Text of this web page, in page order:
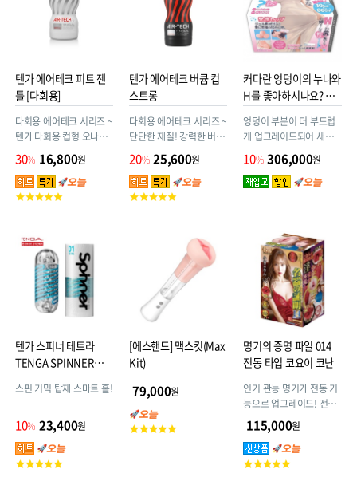
텐가 에어테크 피트 젠
틀 [다회용]
다회용 에어테크 시리즈 ~
텐가 다회용 컵형 오나홀
ATF-001W (에어테크 핏)
~ 핏한 사이즈. 소프트한
촉감. 여러번 재사용 가능!
30% 16,800원
고
점
텐가 에어테크 버큠 컵
스트롱
다회용 에어테크 시리즈 ~
단단한 재질! 강력한 버큠
효과! 1~2회분 로션이 동
봉된 다회용 제품!
#4560220554555
20% 25,600원
고
커다란 엉덩이의 누나와
H를 좋아하시나요? 소
엉덩이 부분이 더 부드럽
게 업그레이드되어 새롭
게 등장!! 초(超) 두툼한
볼륨감! 가득 찬 10kg &
95cm 실물 이상의 성적
물조물 감촉♡
10% 306,000원
텐가 스피너 테트라
TENGA SPINNER
스핀 기믹 탑재 스마트 홀!
10% 23,400원
고
[에스핸드] 맥스킷(Max
Kit)
79,000원
고
명기의 증명 파일 014
전동 타입 코요이 코난
인기 관능 명기가 전동 기
능으로 업그레이드! 전동
흡입 유닛이 내장되어 쾌
감이 한층 더 강화되었습
니다.
115,000원
고